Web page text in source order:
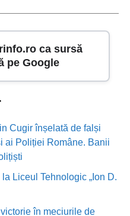
ca sursă
pe Google
Cugir înșelată de falși
ai Poliției Române. Banii
Liceul Tehnologic „Ion D.
în meciurile de